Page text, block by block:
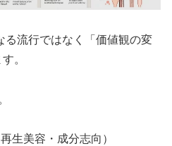
る流行ではなく「価値観の変
。
生美容・成分志向）